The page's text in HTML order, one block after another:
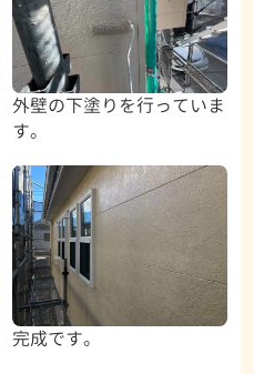
外壁の下塗りを行っていま
す。
完成です。